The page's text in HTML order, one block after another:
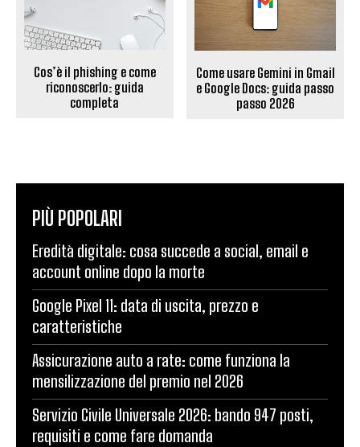
Cos’è il phishing e come
riconoscerlo: guida
completa
Come usare Gemini in Gmail
e Google Docs: guida passo
passo 2026
PIÙ POPOLARI
Eredità digitale: cosa succede a social, email e
account online dopo la morte
Google Pixel 11: data di uscita, prezzo e
caratteristiche
Assicurazione auto a rate: come funziona la
mensilizzazione del premio nel 2026
Servizio Civile Universale 2026: bando 947 posti,
requisiti e come fare domanda